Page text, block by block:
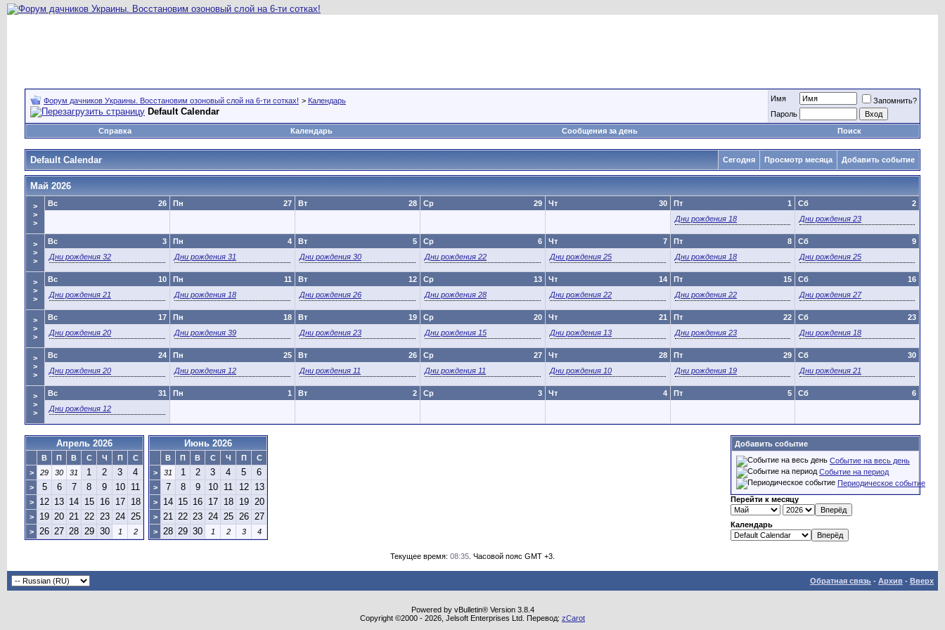
Форум дачников Украины. Восстановим озоновый слой на 6-ти сотках! > Календарь
Default Calendar
Имя
Запомнить?
Пароль
Справка
Календарь Сообщения за день Поиск
Default Calendar Сегодня Просмотр месяца Добавить событие
Май 2026
>
>
>
26
Вс 27
Пн 28
Вт 29
Ср 30
Чт 1
Пт
Дни рождения 18
2
Сб
Дни рождения 23
>
>
>
3
Вс
Дни рождения 32
4
Пн
Дни рождения 31
5
Вт
Дни рождения 30
6
Ср
Дни рождения 22
7
Чт
Дни рождения 25
8
Пт
Дни рождения 18
9
Сб
Дни рождения 25
>
>
>
10
Вс
Дни рождения 21
11
Пн
Дни рождения 18
12
Вт
Дни рождения 26
13
Ср
Дни рождения 28
14
Чт
Дни рождения 22
15
Пт
Дни рождения 22
16
Сб
Дни рождения 27
>
>
>
17
Вс
Дни рождения 20
18
Пн
Дни рождения 39
19
Вт
Дни рождения 23
20
Ср
Дни рождения 15
21
Чт
Дни рождения 13
22
Пт
Дни рождения 23
23
Сб
Дни рождения 18
>
>
>
24
Вс
Дни рождения 20
25
Пн
Дни рождения 12
26
Вт
Дни рождения 11
27
Ср
Дни рождения 11
28
Чт
Дни рождения 10
29
Пт
Дни рождения 19
30
Сб
Дни рождения 21
>
>
>
31
Вс
Дни рождения 12
1
Пн 2
Вт 3
Ср 4
Чт 5
Пт 6
Сб
Апрель 2026
В П В С Ч П
С
>
29 30 31 1 2 3 4
> 5 6 7 8 9 10 11
> 12 13 14 15 16 17 18
> 19 20 21 22 23 24 25
> 26 27 28 29 30 1 2
Июнь 2026
В П В С Ч П
С
>
31 1 2 3 4 5 6
> 7 8 9 10 11 12 13
> 14 15 16 17 18 19 20
> 21 22 23 24 25 26 27
> 28 29 30 1 2 3 4
Добавить событие
Событие на весь день
Событие на период
Периодическое событие
Перейти к месяцу
Календарь
Текущее время: 08:35 . Часовой пояс GMT +3.
Обратная связь - Архив - Вверх
Powered by vBulletin® Version 3.8.4
Copyright ©2000 - 2026, Jelsoft Enterprises Ltd. Перевод: zCarot